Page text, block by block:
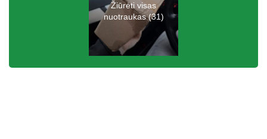
Žiūrėti visas
nuotraukas (31)